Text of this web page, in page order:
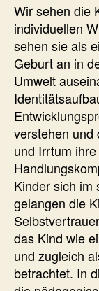
Wir sehen die
individuellen
sehen sie als
Geburt an in
Umwelt
verstehen und
und Irrtum
Kinder sich im
gelangen die
das Kind wie
und zugleich
betrachtet. In